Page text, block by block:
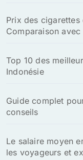
Prix des
Comparaison avec
Top 10 des
Indonésie
Guide complet
conseils
Le salaire moyen
les voyageurs et